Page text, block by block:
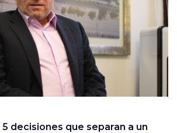
5 decisiones que separan a un